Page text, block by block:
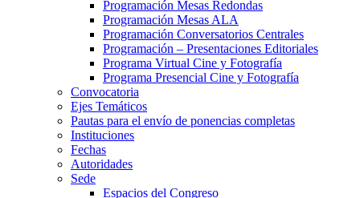
Programación Mesas Redondas
Programación Mesas ALA
Programación Conversatorios Centrales
Programación – Presentaciones Editoriales
Programa Virtual Cine y Fotografía
Programa Presencial Cine y Fotografía
Convocatoria
Ejes Temáticos
Pautas para el envío de ponencias completas
Instituciones
Fechas
Autoridades
Sede
Espacios del Congreso